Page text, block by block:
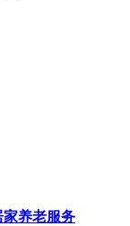
养老服务